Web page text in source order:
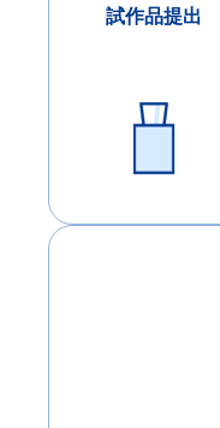
試作品提出